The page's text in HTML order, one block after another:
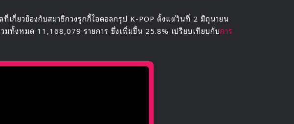
เกี่ยวข้องกับสมาชิกวงรุกกี้ไอดอลกรุป K-POP ตั้งแต่วันที่ 2 มิถุนายน
ทั้งหมด 11,168,079 รายการ ซึ่งเพิ่มขึ้น 25.8% เปรียบเทียบกับการ